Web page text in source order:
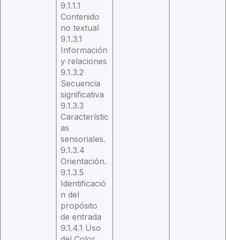
9.1.1.1
Contenido
no textual
9.1.3.1
Información
y relaciones
9.1.3.2
Secuencia
significativa
9.1.3.3
Característic
as
sensoriales.
9.1.3.4
Orientación.
9.1.3.5
Identificació
n del
propósito
de entrada
9.1.4.1 Uso